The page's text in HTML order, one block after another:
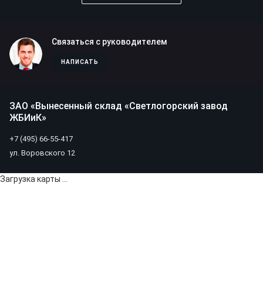
Связаться с руководителем
НАПИСАТЬ
ЗАО «Вынесенный склад «Светлогорский завод
ЖБИиК»
+7 (495) 66-55-417
ул. Воровского 12
Загрузка карты ...